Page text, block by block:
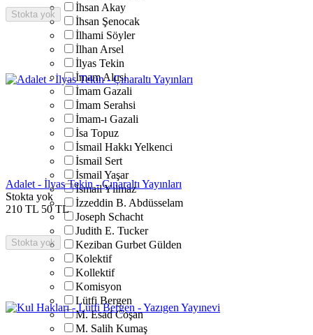
İhsan Akay
İhsan Şenocak
İlhami Söyler
İlhan Arsel
İlyas Tekin
İmam Alusi
İmam Gazali
İmam Serahsi
İmam-ı Gazali
İsa Topuz
İsmail Hakkı Yelkenci
İsmail Sert
İsmail Yaşar
İsmail Yılmaz
İzzeddin B. Abdüsselam
Joseph Schacht
Judith E. Tucker
Keziban Gurbet Gülden
Kolektif
Kollektif
Komisyon
Lütfi Bergen
M. Esad Coşan
M. Salih Kumaş
Stokta yok
Adalet - İlyas Tekin - Çınaraltı Yayınları
Stokta yok
210 TL 50 TL
Stokta yok